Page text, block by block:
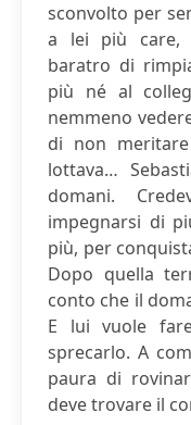
sconvolto per
a lei più care,
baratro di
più né al
nemmeno
di non
lottava…
domani.
impegnarsi di
più, per
Dopo quella
conto che il
E lui vuole
sprecarlo. A
paura di
deve trovare il